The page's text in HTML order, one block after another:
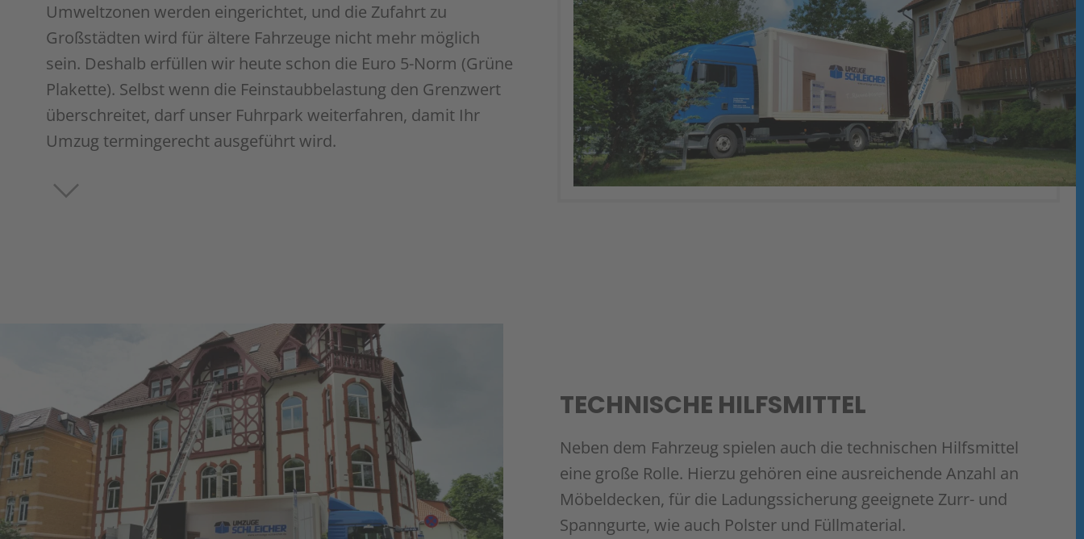
Umweltzonen werden eingerichtet, und die Zufahrt zu
Großstädten wird für ältere Fahrzeuge nicht mehr möglich
sein. Deshalb erfüllen wir heute schon die Euro 5-Norm (Grüne
Plakette). Selbst wenn die Feinstaubbelastung den Grenzwert
überschreitet, darf unser Fuhrpark weiterfahren, damit Ihr
Umzug termingerecht ausgeführt wird.
TECHNISCHE HILFSMITTEL
Neben dem Fahrzeug spielen auch die technischen Hilfsmittel
eine große Rolle. Hierzu gehören eine ausreichende Anzahl an
Möbeldecken, für die Ladungssicherung geeignete Zurr- und
Spanngurte, wie auch Polster und Füllmaterial.